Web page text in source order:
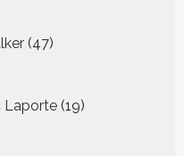
47
producten
Laporte 19
producten